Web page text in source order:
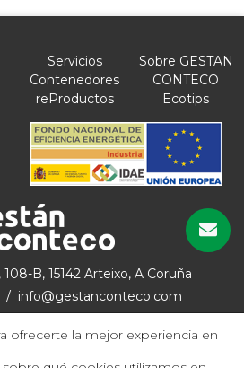
Servicios
Contenedores
reProductos
Sobre GESTAN
CONTECO
Ecotips
B, 15142 Arteixo, A Coruña
/ info@gestanconteco.com
ofrecerte la mejor experiencia en